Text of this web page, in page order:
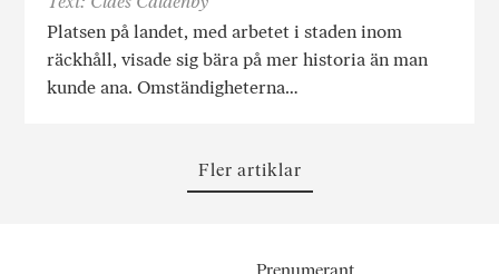
Platsen på landet, med arbetet i staden inom
räckhåll, visade sig bära på mer historia än man
kunde ana. Omständigheterna…
Fler artiklar